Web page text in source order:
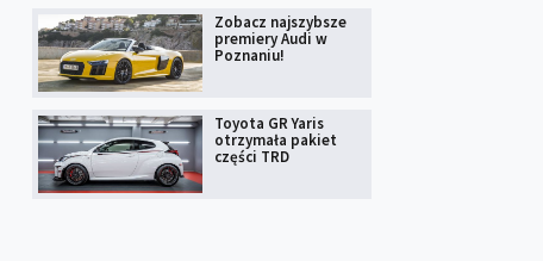
Zobacz najszybsze
premiery Audi w
Poznaniu!
Toyota GR Yaris
otrzymała pakiet
części TRD